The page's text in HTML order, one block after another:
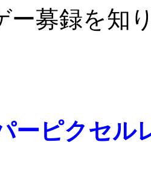
ー募録を知
ーピクセ